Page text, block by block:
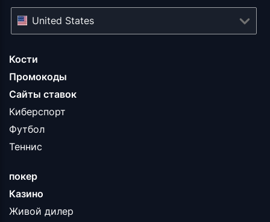
Кости
Промокоды
Сайты ставок
Киберспорт
Футбол
Теннис
покер
Казино
Живой дилер
United States